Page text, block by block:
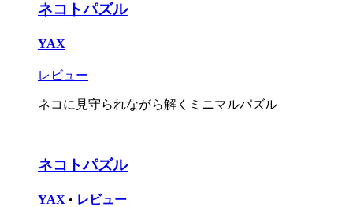
ネコトパズル
YAX
レビュー
ネコに見守られながら解くミニマルパズル
ネコトパズル
YAX • レビュー